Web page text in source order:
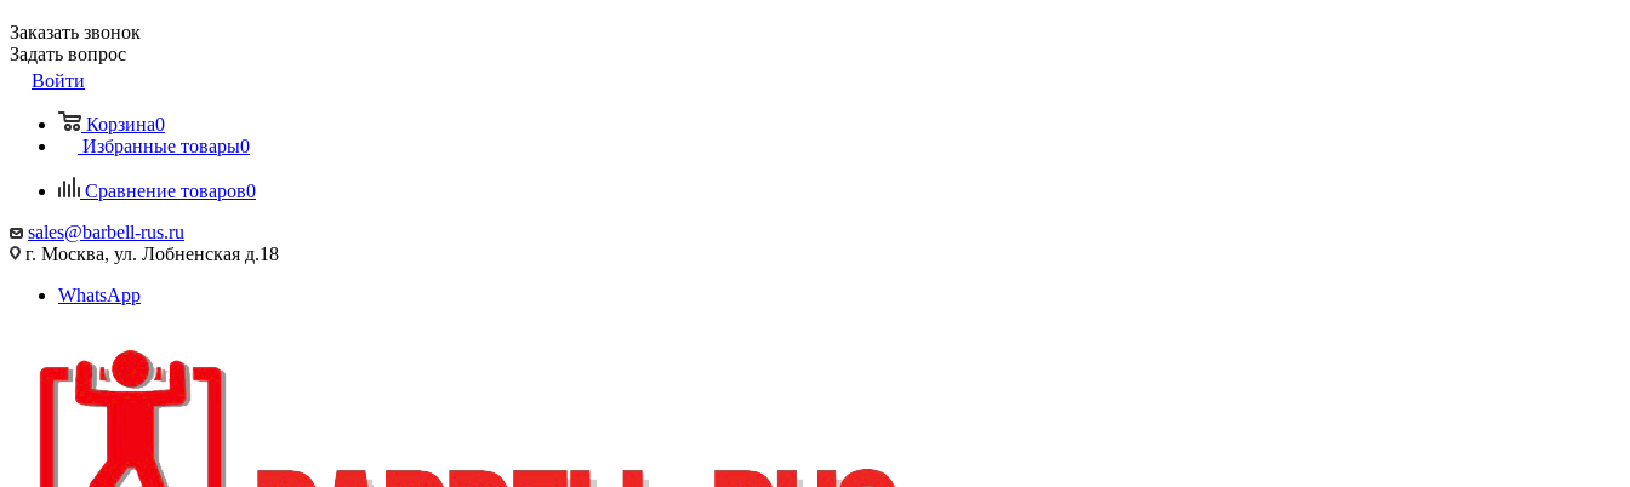
Заказать звонок
Задать вопрос
Войти
Корзина0
Избранные товары0
Сравнение товаров0
sales@barbell-rus.ru
г. Москва, ул. Лобненская д.18
WhatsApp